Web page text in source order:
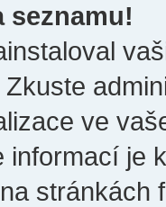
seznamu!
ve
informací je
stránkách